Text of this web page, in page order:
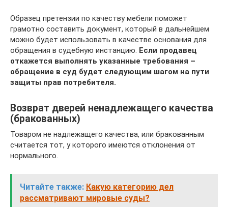
Образец претензии по качеству мебели поможет
грамотно составить документ, который в дальнейшем
можно будет использовать в качестве основания для
обращения в судебную инстанцию. Если продавец
откажется выполнять указанные требования –
обращение в суд будет следующим шагом на пути
защиты прав потребителя.
Возврат дверей ненадлежащего качества
(бракованных)
Товаром не надлежащего качества, или бракованным
считается тот, у которого имеются отклонения от
нормального.
Читайте также: Какую категорию дел
рассматривают мировые суды?